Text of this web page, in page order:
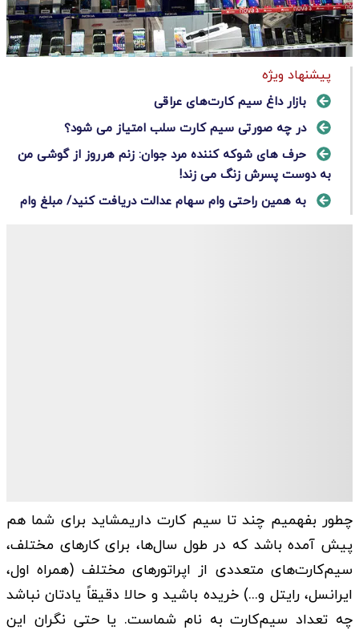
پیشنهاد ویژه
بازار داغ سیم کارت‌های عراقی
در چه صورتی سیم کارت سلب امتیاز می شود؟
حرف های شوکه کننده مرد جوان: زنم هرروز از گوشی من
به دوست پسرش زنگ می زند!
به همین راحتی وام سهام عدالت دریافت کنید/ مبلغ وام
چطور بفهمیم چند تا سیم کارت داریمشاید برای شما هم
پیش آمده باشد که در طول سال‌ها، برای کار‌های مختلف،
سیم‌کارت‌های متعددی از اپراتور‌های مختلف (همراه اول،
ایرانسل، رایتل و...) خریده باشید و حالا دقیقاً یادتان نباشد
چه تعداد سیم‌کارت به نام شماست. یا حتی نگران این